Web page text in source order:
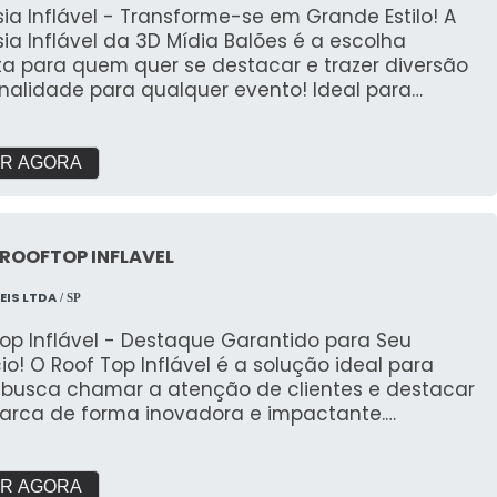
Inflável - Transforme-se em Grande Estilo! A
Inflável da 3D Mídia Balões é a escolha
para quem quer se destacar e trazer diversão
para qualquer evento! Ideal para
e Divertido: Nossas
infláveis são projetadas para transformar
para eventos
de rua, a Fantasia Inflável proporciona
de diversão e interação com o público. ✔
e Leveza: Confeccionada com materiais leves
é fácil de vestir e proporciona liberdade
sem abrir mão da segurança e
transportada e reutilizada em diferentes
AGORA
INFLAVEL
LTDA / SP
Inflável - Destaque Garantido para Seu
O Roof Top Inflável é a solução ideal para
chamar a atenção de clientes e destacar
de forma inovadora e impactante.
e eventos em geral. ✔ Alta Visibilidade:
AGORA